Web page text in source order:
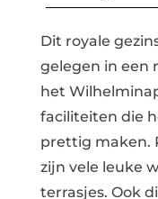
Dit royale
gelegen in een
het
faciliteiten die
prettig maken.
zijn vele leuke
terrasjes. Ook